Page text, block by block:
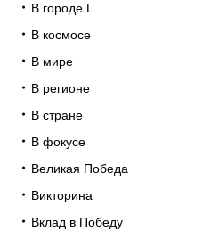
В городе L
В космосе
В мире
В регионе
В стране
В фокусе
Великая Победа
Викторина
Вклад в Победу